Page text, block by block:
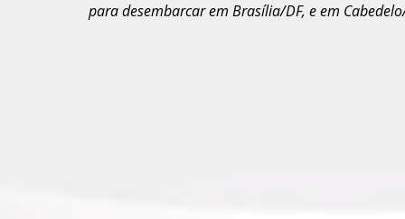
para desembarcar em Brasília/DF, e em